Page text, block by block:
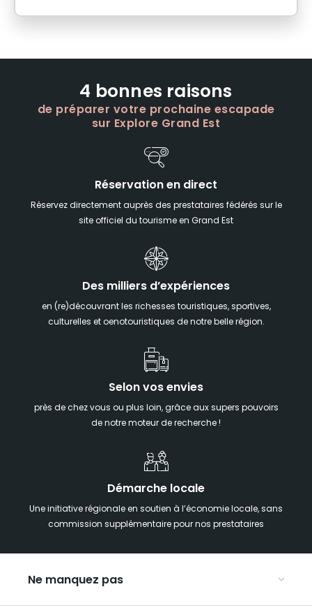
4 bonnes raisons
de préparer votre prochaine escapade
sur Explore Grand Est
Réservation en direct
Réservez directement auprès des prestataires fédérés sur le
site officiel du tourisme en Grand Est
Des milliers d’expériences
en (re)découvrant les richesses touristiques, sportives,
culturelles et oenotouristiques de notre belle région.
Selon vos envies
près de chez vous ou plus loin, grâce aux supers pouvoirs
de notre moteur de recherche !
Démarche locale
Une initiative régionale en soutien à l’économie locale, sans
commission supplémentaire pour nos prestataires
Ne manquez pas